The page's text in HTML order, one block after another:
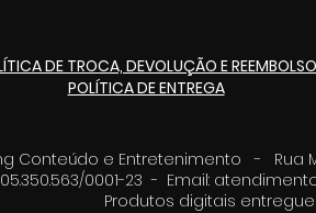
DE TROCA, DEVOLUÇÃO E REEMBOLSO
POLÍTICA DE ENTREGA
Conteúdo e Entretenimento - Rua
05.350.563/0001-23 - Email:
Produtos digitais